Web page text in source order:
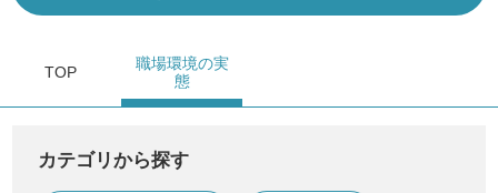
TOP
職場環境の実
態
カテゴリから探す